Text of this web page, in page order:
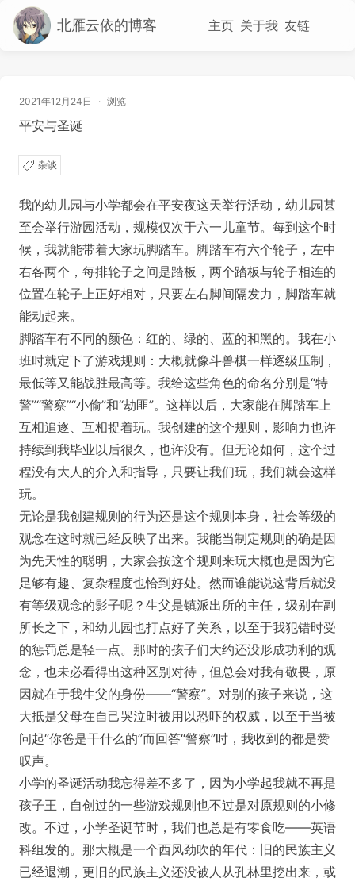
北雁云依的博客 主页 关于我 友链
2021年12月24日 · 浏览
平安与圣诞
杂谈
我的幼儿园与小学都会在平安夜这天举行活动，幼儿园甚
至会举行游园活动，规模仅次于六一儿童节。每到这个时
候，我就能带着大家玩脚踏车。脚踏车有六个轮子，左中
右各两个，每排轮子之间是踏板，两个踏板与轮子相连的
位置在轮子上正好相对，只要左右脚间隔发力，脚踏车就
能动起来。
脚踏车有不同的颜色：红的、绿的、蓝的和黑的。我在小
班时就定下了游戏规则：大概就像斗兽棋一样逐级压制，
最低等又能战胜最高等。我给这些角色的命名分别是“特
警”“警察”“小偷”和“劫匪”。这样以后，大家能在脚踏车上
互相追逐、互相捉着玩。我创建的这个规则，影响力也许
持续到我毕业以后很久，也许没有。但无论如何，这个过
程没有大人的介入和指导，只要让我们玩，我们就会这样
玩。
无论是我创建规则的行为还是这个规则本身，社会等级的
观念在这时就已经反映了出来。我能当制定规则的确是因
为先天性的聪明，大家会按这个规则来玩大概也是因为它
足够有趣、复杂程度也恰到好处。然而谁能说这背后就没
有等级观念的影子呢？生父是镇派出所的主任，级别在副
所长之下，和幼儿园也打点好了关系，以至于我犯错时受
的惩罚总是轻一点。那时的孩子们大约还没形成功利的观
念，也未必看得出这种区别对待，但总会对我有敬畏，原
因就在于我生父的身份——“警察”。对别的孩子来说，这
大抵是父母在自己哭泣时被用以恐吓的权威，以至于当被
问起“你爸是干什么的”而回答“警察”时，我收到的都是赞
叹声。
小学的圣诞活动我忘得差不多了，因为小学起我就不再是
孩子王，自创过的一些游戏规则也不过是对原规则的小修
改。不过，小学圣诞节时，我们也总是有零食吃——英语
科组发的。那大概是一个西风劲吹的年代：旧的民族主义
已经退潮，更旧的民族主义还没被人从孔林里挖出来，或